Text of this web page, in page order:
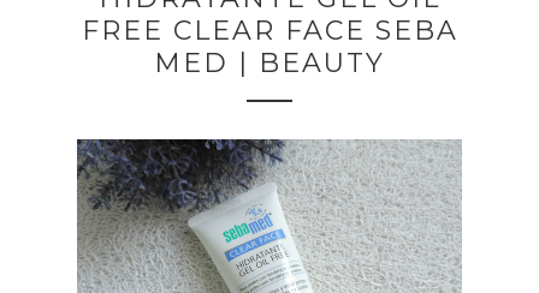
FREE CLEAR FACE SEBA
MED | BEAUTY